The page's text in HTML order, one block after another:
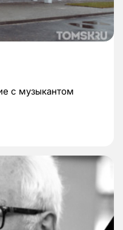
с музыкантом